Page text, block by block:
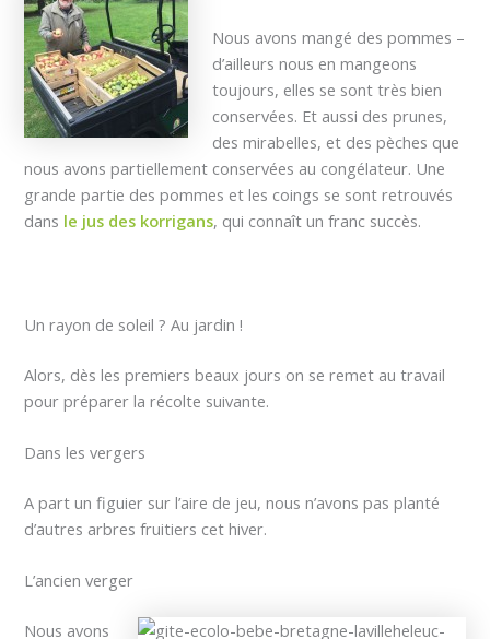
Nous avons mangé des pommes –
d’ailleurs nous en mangeons
toujours, elles se sont très bien
conservées. Et aussi des prunes,
des mirabelles, et des pèches que
nous avons partiellement conservées au congélateur. Une
grande partie des pommes et les coings se sont retrouvés
dans le jus des korrigans, qui connaît un franc succès.
Un rayon de soleil ? Au jardin !
Alors, dès les premiers beaux jours on se remet au travail
pour préparer la récolte suivante.
Dans les vergers
A part un figuier sur l’aire de jeu, nous n’avons pas planté
d’autres arbres fruitiers cet hiver.
L’ancien verger
Nous avons